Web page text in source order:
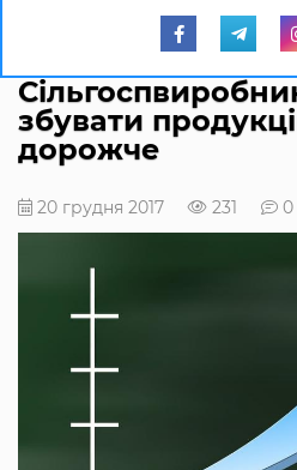
збувати
дорожче
20 грудня 2017 231 0